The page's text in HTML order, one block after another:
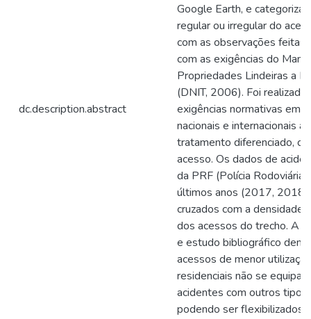
dc.description.abstract
Google Earth, e
regular ou irregular do
com as observações feitas
com as exigências do
Propriedades Lindeiras a
(DNIT, 2006). Foi
exigências normativas em
nacionais e internacionais
tratamento diferenciado,
acesso. Os dados de
da PRF (Polícia Rodoviária
últimos anos (2017, 2018
cruzados com a
dos acessos do trecho. A
e estudo bibliográfico
acessos de menor
residenciais não se
acidentes com outros tipos
podendo ser flexibilizados